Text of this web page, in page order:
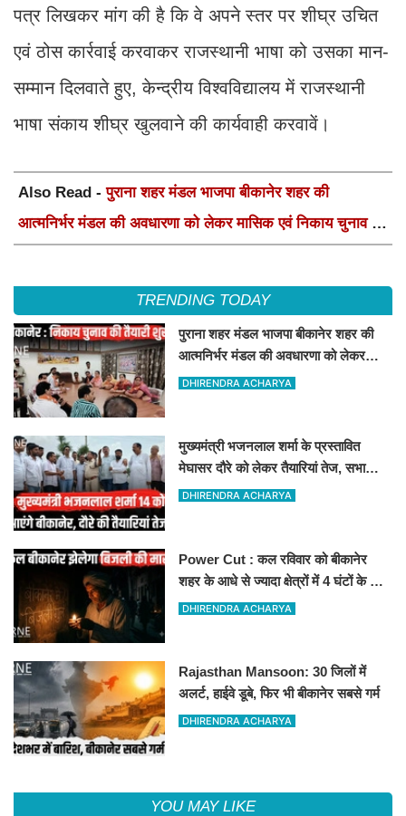
पत्र लिखकर मांग की है कि वे अपने स्तर पर शीघ्र उचित
एवं ठोस कार्रवाई करवाकर राजस्थानी भाषा को उसका मान-
सम्मान दिलवाते हुए, केन्द्रीय विश्वविद्यालय में राजस्थानी
भाषा संकाय शीघ्र खुलवाने की कार्यवाही करवावें।
Also Read -पुराना शहर मंडल भाजपा बीकानेर शहर की
आत्मनिर्भर मंडल की अवधारणा को लेकर मासिक एवं निकाय चुनाव की
TRENDING TODAY
पुराना शहर मंडल भाजपा बीकानेर शहर की
आत्मनिर्भर मंडल की अवधारणा को लेकर
मासिक एवं निकाय चुनाव की तैयारी बैठक
DHIRENDRA ACHARYA
मुख्यमंत्री भजनलाल शर्मा के प्रस्तावित
मेघासर दौरे को लेकर तैयारियां तेज, सभा
स्थल का लिया जायजा
DHIRENDRA ACHARYA
Power Cut : कल रविवार को बीकानेर
शहर के आधे से ज्यादा क्षेत्रों में 4 घंटों के लिए
बिजली रहेगी गुल
DHIRENDRA ACHARYA
Rajasthan Mansoon: 30 जिलों में
अलर्ट, हाईवे डूबे, फिर भी बीकानेर सबसे गर्म
DHIRENDRA ACHARYA
YOU MAY LIKE